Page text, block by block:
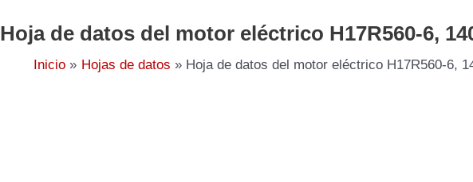
Hoja de datos del motor eléctrico H17R560-6,
Inicio Hojas de datos Hoja de datos del motor eléctrico H17R560-6,